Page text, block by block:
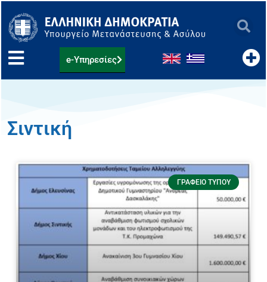
στο
περιεχόμενο
e-Υπηρεσίες
Σιντική
ΓΡΑΦΕΊΟ ΤΎΠΟΥ